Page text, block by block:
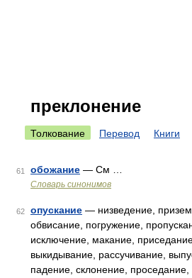
преклонение
Толкование Перевод Книги
61 обожание — См …
Словарь синонимов
62 опускание — низведение,
обвисание, погружение,
исключение, макание,
выкидывание, рассучивание,
падение, склонение, проседание,